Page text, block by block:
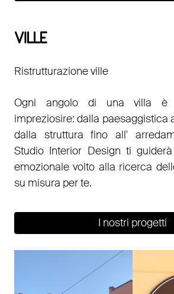
VILLE
Ristrutturazione ville
Ogni angolo di una villa è
impreziosire: dalla paesaggistica
dalla struttura fino all'
Studio Interior Design ti
emozionale volto alla ricerca
su misura per te.
I nostri progetti